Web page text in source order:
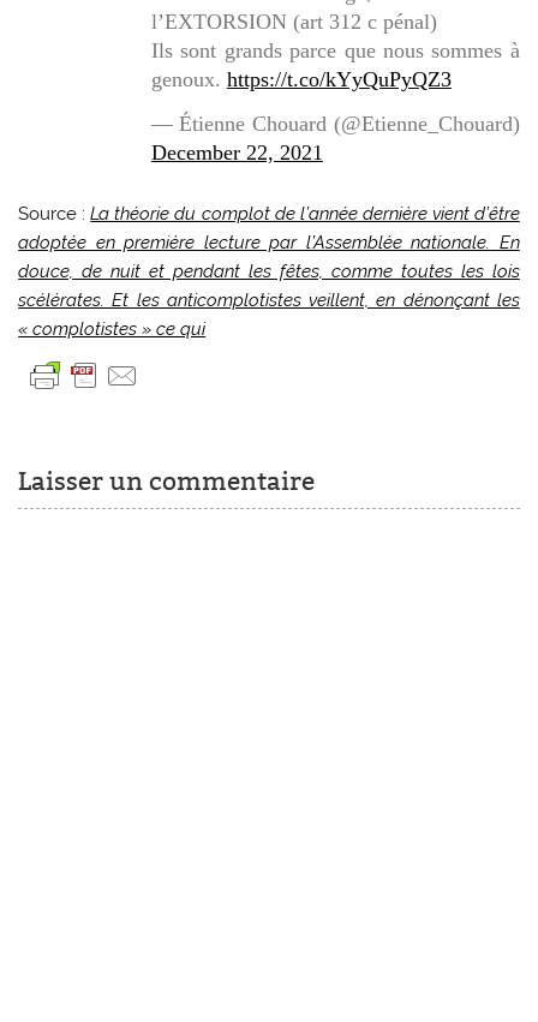
l’EXTORSION (art 312 c pénal)
Ils sont grands parce que nous sommes à
genoux. https://t.co/kYyQuPyQZ3
— Étienne Chouard (@Etienne_Chouard)
December 22, 2021
Source :La théorie du complot de l’année dernière vient d’être
adoptée en première lecture par l’Assemblée nationale. En
douce, de nuit et pendant les fêtes, comme toutes les lois
scélérates. Et les anticomplotistes veillent, en dénonçant les
« complotistes » ce qui
Laisser un commentaire